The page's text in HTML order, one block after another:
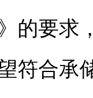
的要求
符合承